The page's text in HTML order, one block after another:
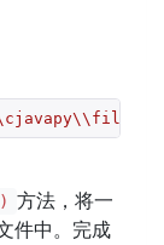
方法，将一
件中。完成